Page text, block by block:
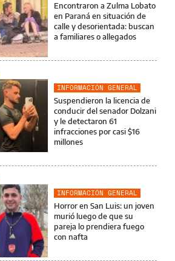
Encontraron a Zulma Lobato
en Paraná en situación de
calle y desorientada: buscan
a familiares o allegados
INFORMACIÓN GENERAL
Suspendieron la licencia de
conducir del senador Dolzani
y le detectaron 61
infracciones por casi $16
millones
INFORMACIÓN GENERAL
Horror en San Luis: un joven
murió luego de que su
pareja lo prendiera fuego
con nafta